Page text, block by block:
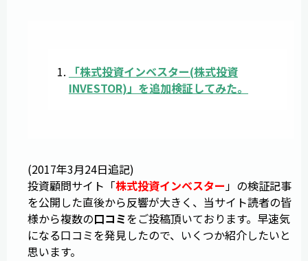
「株式投資インベスター(株式投資
INVESTOR)」を追加検証してみた。
(2017年3月24日追記)
投資顧問サイト「株式投資インベスター」の検証記事
を公開した直後から反響が大きく、当サイト読者の皆
様から複数の口コミをご投稿頂いております。早速気
になる口コミを発見したので、いくつか紹介したいと
思います。